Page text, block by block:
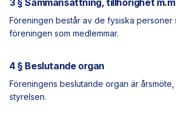
3 § Sammansättning, tillhörighet
Föreningen består av de fysiska personer
föreningen som medlemmar.
4 § Beslutande organ
Föreningens beslutande organ är
styrelsen.